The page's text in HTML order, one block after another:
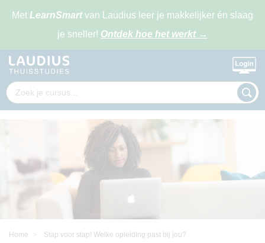
Met LearnSmartvan Laudius leer je makkelijker én slaag
je sneller! Ontdek hoe het werkt →
Home Stap voor stap! Welke opleiding past bij jou?